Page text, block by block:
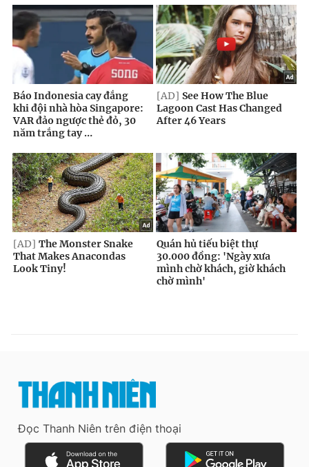
Đọc Thanh Niên trên điện thoại